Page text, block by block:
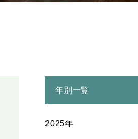
年別一覧
2025年